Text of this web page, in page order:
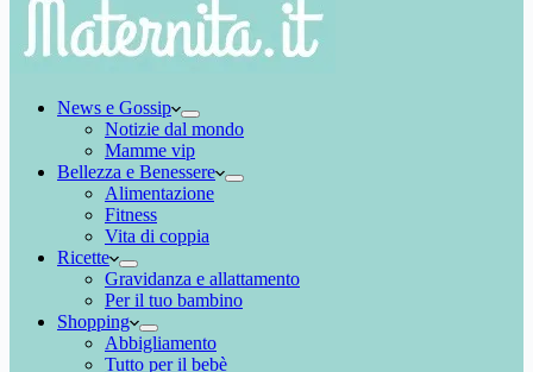
News e Gossip
Notizie dal mondo
Mamme vip
Bellezza e Benessere
Alimentazione
Fitness
Vita di coppia
Ricette
Gravidanza e allattamento
Per il tuo bambino
Shopping
Abbigliamento
Tutto per il bebè